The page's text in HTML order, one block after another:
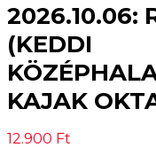
2026.10.06:
(KEDDI
KAJAK
12.900 Ft